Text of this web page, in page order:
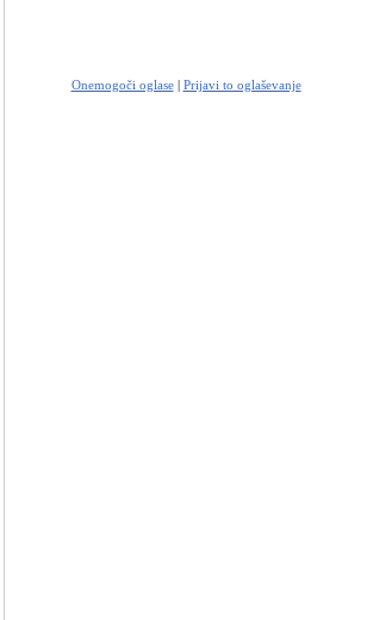
Onemogoči oglase| Prijavi to oglaševanje